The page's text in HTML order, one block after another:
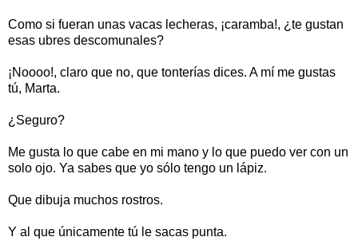
Como si fueran unas vacas lecheras, ¡caramba!, ¿te gustan
esas ubres descomunales?
¡Noooo!, claro que no, que tonterías dices. A mí me gustas
tú, Marta.
¿Seguro?
Me gusta lo que cabe en mi mano y lo que puedo ver con un
solo ojo. Ya sabes que yo sólo tengo un lápiz.
Que dibuja muchos rostros.
Y al que únicamente tú le sacas punta.